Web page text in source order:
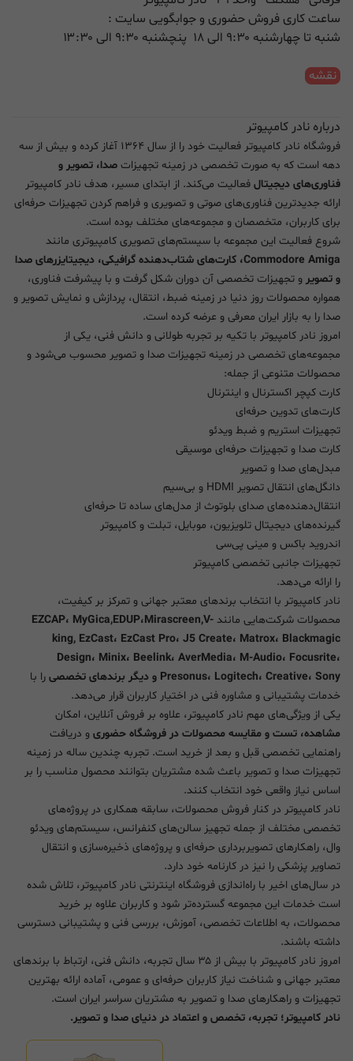
ساعت کاری فروش حضوری و جوابگویی سایت :
شنبه تا چهارشنبه ۹:۳۰ الی ۱۸ پنچشنبه ۹:۳۰ الی ۱۳:۳۰
نقشه
درباره نادر کامپیوتر
فروشگاه نادر کامپیوتر فعالیت خود را از سال ۱۳۶۴ آغاز کرده و بیش از سه
دهه است که به صورت تخصصی در زمینه تجهیزات صدا، تصویر و
فناوری‌های دیجیتال فعالیت می‌کند. از ابتدای مسیر، هدف نادر کامپیوتر
ارائه جدیدترین فناوری‌های صوتی و تصویری و فراهم کردن تجهیزات حرفه‌ای
برای کاربران، متخصصان و مجموعه‌های مختلف بوده است.
شروع فعالیت این مجموعه با سیستم‌های تصویری کامپیوتری مانند
Commodore Amiga، کارت‌های شتاب‌دهنده گرافیکی، دیجیتایزرهای صدا
و تصویر و تجهیزات تخصصی آن دوران شکل گرفت و با پیشرفت فناوری،
همواره محصولات روز دنیا در زمینه ضبط، انتقال، پردازش و نمایش تصویر و
صدا را به بازار ایران معرفی و عرضه کرده است.
امروز نادر کامپیوتر با تکیه بر تجربه طولانی و دانش فنی، یکی از
مجموعه‌های تخصصی در زمینه تجهیزات صدا و تصویر محسوب می‌شود و
محصولات متنوعی از جمله:
کارت کپچر اکسترنال و اینترنال
کارت‌های تدوین حرفه‌ای
تجهیزات استریم و ضبط ویدئو
کارت صدا و تجهیزات حرفه‌ای موسیقی
مبدل‌های صدا و تصویر
دانگل‌های انتقال تصویر HDMI و بی‌سیم
انتقال‌دهنده‌های صدای بلوتوث از مدل‌های ساده تا حرفه‌ای
گیرنده‌های دیجیتال تلویزیون، موبایل، تبلت و کامپیوتر
اندروید باکس و مینی پی‌سی
تجهیزات جانبی تخصصی کامپیوتر
را ارائه می‌دهد.
نادر کامپیوتر با انتخاب برندهای معتبر جهانی و تمرکز بر کیفیت،
محصولات شرکت‌هایی مانند EZCAP، MyGica,EDUP،Mirascreen,V-
king, EzCast، EzCast Pro، J5 Create، Matrox، Blackmagic
Design، Minix، Beelink، AverMedia، M-Audio، Focusrite،
Presonus، Logitech، Creative، Sony و دیگر برندهای تخصصی
را با
خدمات پشتیبانی و مشاوره فنی در اختیار کاربران قرار می‌دهد.
یکی از ویژگی‌های مهم نادر کامپیوتر، علاوه بر فروش آنلاین، امکان
مشاهده، تست و مقایسه محصولات در فروشگاه حضوری و دریافت
راهنمایی تخصصی قبل و بعد از خرید است. تجربه چندین ساله در زمینه
تجهیزات صدا و تصویر باعث شده مشتریان بتوانند محصول مناسب را بر
اساس نیاز واقعی خود انتخاب کنند.
نادر کامپیوتر در کنار فروش محصولات، سابقه همکاری در پروژه‌های
تخصصی مختلف از جمله تجهیز سالن‌های کنفرانس، سیستم‌های ویدئو
وال، راهکارهای تصویربرداری حرفه‌ای و پروژه‌های ذخیره‌سازی و انتقال
تصاویر پزشکی را نیز در کارنامه خود دارد.
در سال‌های اخیر با راه‌اندازی فروشگاه اینترنتی نادر کامپیوتر، تلاش شده
است خدمات این مجموعه گسترده‌تر شود و کاربران علاوه بر خرید
محصولات، به اطلاعات تخصصی، آموزش، بررسی فنی و پشتیبانی دسترسی
داشته باشند.
امروز نادر کامپیوتر با بیش از ۳۵ سال تجربه، دانش فنی، ارتباط با برندهای
معتبر جهانی و شناخت نیاز کاربران حرفه‌ای و عمومی، آماده ارائه بهترین
تجهیزات و راهکارهای صدا و تصویر به مشتریان سراسر ایران است.
نادر کامپیوتر؛ تجربه، تخصص و اعتماد در دنیای صدا و تصویر.